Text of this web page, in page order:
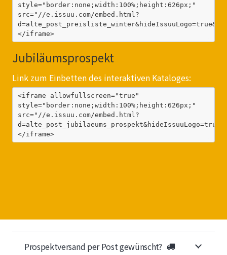
style="border:none;width:100%;height:626px;"
src="//e.issuu.com/embed.html?
</iframe>
Jubiläumsprospekt
Link zum Einbetten des interaktiven Kataloges:
<iframe allowfullscreen="true"
style="border:none;width:100%;height:626px;"
src="//e.issuu.com/embed.html?
</iframe>
Prospektversand per Post gewünscht?